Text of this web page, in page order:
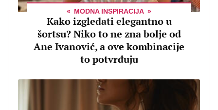
MODNA INSPIRACIJA
Kako izgledati elegantno u
šortsu? Niko to ne zna bolje od
Ane Ivanović, a ove kombinacije
to potvrđuju